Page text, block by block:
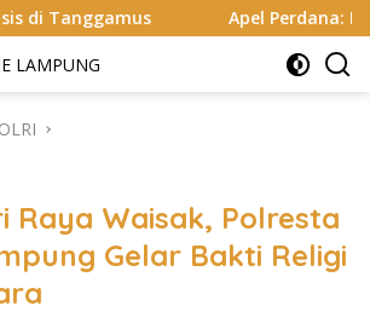
Apel Perdana: Kapolres Way
Raya Waisak, Polresta
Gelar Bakti Religi